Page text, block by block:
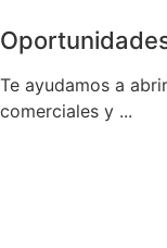
Te ayudamos a
comerciales y ...